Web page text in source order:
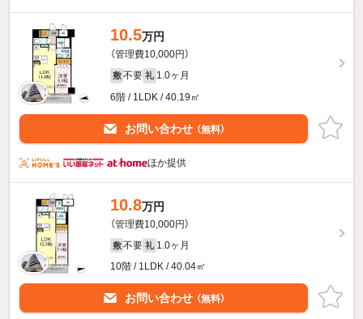
10.5万円
（管理費10,000円）
敷 不要 礼 1.0ヶ月
6階 / 1LDK / 40.19㎡
お問い合わせ （無料）
ほか提供
10.8万円
（管理費10,000円）
敷 不要 礼 1.0ヶ月
10階 / 1LDK / 40.04㎡
お問い合わせ （無料）